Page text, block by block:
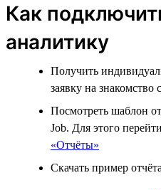
Как
аналитику
Получить
заявку на
Посмотреть шаблон
Job. Для этого
«Отчёты»
Скачать пример отчёта